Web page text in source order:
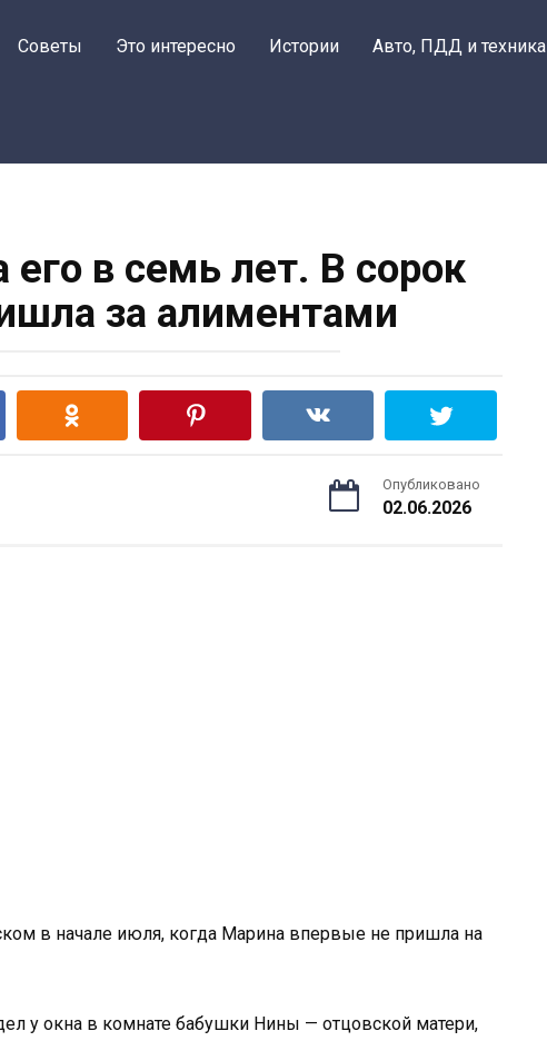
Советы Это интересно Истории Авто, ПДД и техника
в семь лет. В сорок
за алиментами
Опубликовано
02.06.2026
в начале июля, когда Марина впервые не пришла на
у окна в комнате бабушки Нины — отцовской матери,